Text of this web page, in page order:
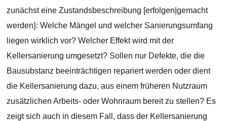
zunächst eine Zustandsbeschreibung [erfolgen|gemacht
werden}: Welche Mängel und welcher Sanierungsumfang
liegen wirklich vor? Welcher Effekt wird mit der
Kellersanierung umgesetzt? Sollen nur Defekte, die die
Bausubstanz beeinträchtigen repariert werden oder dient
die Kellersanierung dazu, aus einem früheren Nutzraum
zusätzlichen Arbeits- oder Wohnraum bereit zu stellen? Es
zeigt sich auch in diesem Fall, dass der Kellersanierung